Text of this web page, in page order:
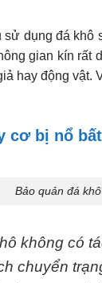
dụng đá khô
gian kín
hay động vật.
cơ bị nổ
Bảo quản đá
không có
chuyển